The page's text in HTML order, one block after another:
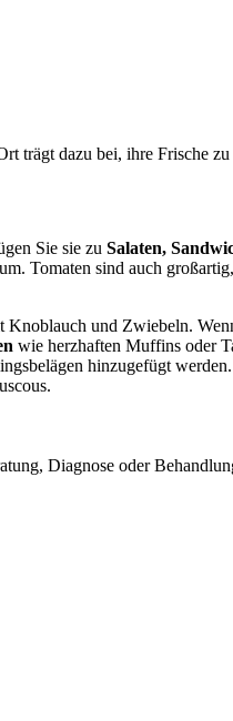
trägt dazu bei, ihre Frische
Sie sie zu Salaten,
Tomaten sind auch
Knoblauch und Zwiebeln.
wie herzhaften Muffins oder
hinzugefügt
Diagnose oder